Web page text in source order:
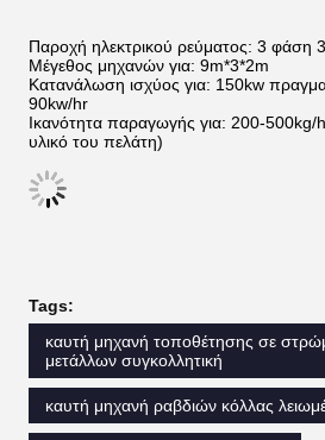
Παροχή ηλεκτρικού ρεύματος: 3 φάση
Μέγεθος μηχανών για: 9m*3*2m
Κατανάλωση ισχύος για: 150kw
90kw/hr
Ικανότητα παραγωγής για: 200-500kg/
υλικό του πελάτη)
Tags:
καυτή μηχανή τοποθέτησης σε
μετάλλων συγκολλητική
καυτή μηχανή ραβδιών κόλλας